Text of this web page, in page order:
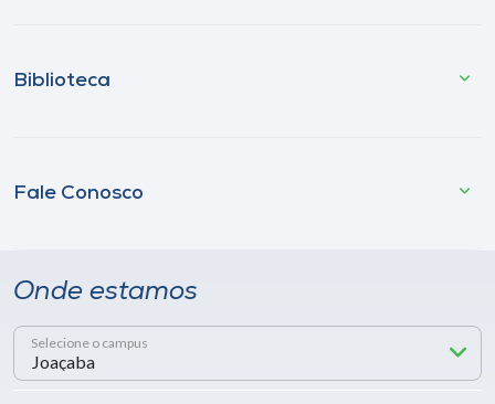
Biblioteca
Fale Conosco
Onde estamos
Selecione o campus